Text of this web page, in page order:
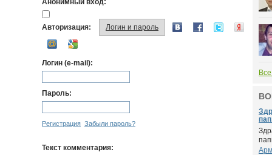
Анонимный вход:
Авторизация: Логин и пароль
Логин (e-mail):
Пароль:
Регистрация Забыли пароль?
Текст комментария: